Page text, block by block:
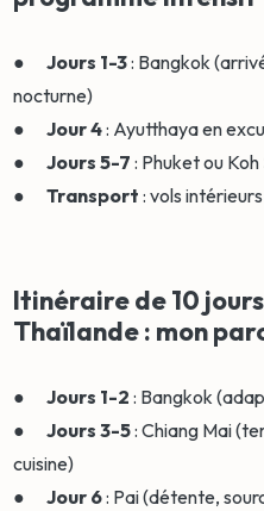
●Jours 1-3: Bangkok
nocturne)
●Jour 4: Ayutthaya en
●Jours 5-7 : Phuket ou
●Transport : vols
Itinéraire de 10
Thaïlande : mon
●Jours 1-2 : Bangkok
●Jours 3-5: Chiang Mai
cuisine)
●Jour 6: Pai (détente,